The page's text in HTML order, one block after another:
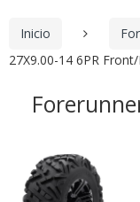
Inicio
27X9.00-14 6PR